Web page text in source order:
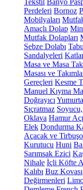
Tekstil Banyo
Perdeleri Bornoz
Mobilyaları
Amaçlı Dolap
Mutfak Dolapları
Sebze Dolabı
Sandalyeleri
Masa ve Masa
Masası ve
Gereçleri Kesme
Manuel Kıyma
Doğrayıcı Yumurta
Sıçratmaz
Oklava Hamur
Elek Dondurma
Açacak ve
Kurutucu Huni
Sarımsak Ezici
Nihale İçli Köfte
Kalıbı Buz Kovası
Değirmenleri